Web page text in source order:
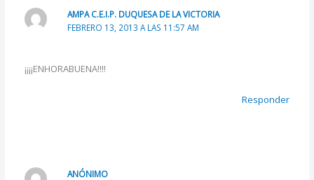
AMPA C.E.I.P. DUQUESA DE LA VICTORIA
FEBRERO 13, 2013 A LAS 11:57 AM
¡¡¡¡ENHORABUENA!!!!
Responder
ANÓNIMO